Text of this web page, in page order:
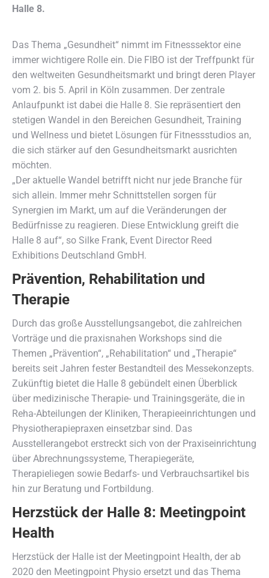
Halle 8.
Das Thema „Gesundheit“ nimmt im Fitnesssektor eine
immer wichtigere Rolle ein. Die FIBO ist der Treffpunkt für
den weltweiten Gesundheitsmarkt und bringt deren Player
vom 2. bis 5. April in Köln zusammen. Der zentrale
Anlaufpunkt ist dabei die Halle 8. Sie repräsentiert den
stetigen Wandel in den Bereichen Gesundheit, Training
und Wellness und bietet Lösungen für Fitnessstudios an,
die sich stärker auf den Gesundheitsmarkt ausrichten
möchten.
„Der aktuelle Wandel betrifft nicht nur jede Branche für
sich allein. Immer mehr Schnittstellen sorgen für
Synergien im Markt, um auf die Veränderungen der
Bedürfnisse zu reagieren. Diese Entwicklung greift die
Halle 8 auf“, so Silke Frank, Event Director Reed
Exhibitions Deutschland GmbH.
Prävention, Rehabilitation und
Therapie
Durch das große Ausstellungsangebot, die zahlreichen
Vorträge und die praxisnahen Workshops sind die
Themen „Prävention“, „Rehabilitation“ und „Therapie“
bereits seit Jahren fester Bestandteil des Messekonzepts.
Zukünftig bietet die Halle 8 gebündelt einen Überblick
über medizinische Therapie- und Trainingsgeräte, die in
Reha-Abteilungen der Kliniken, Therapieeinrichtungen und
Physiotherapiepraxen einsetzbar sind. Das
Ausstellerangebot erstreckt sich von der Praxiseinrichtung
über Abrechnungssysteme, Therapiegeräte,
Therapieliegen sowie Bedarfs- und Verbrauchsartikel bis
hin zur Beratung und Fortbildung.
Herzstück der Halle 8: Meetingpoint
Health
Herzstück der Halle ist der Meetingpoint Health, der ab
2020 den Meetingpoint Physio ersetzt und das Thema